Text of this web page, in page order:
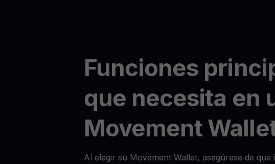
Funciones
que necesita en
Movement
Al elegir su Movement Wallet, asegúrese de que